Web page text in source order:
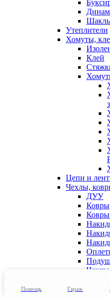
Утеплители
Хомуты,
Клей
Цепи и
Чехлы,
ДУУ
Ковры
Чехлы
Помощь Гараж